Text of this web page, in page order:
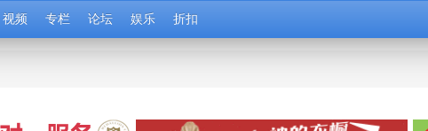
视频 专栏 论坛 娱乐 折扣